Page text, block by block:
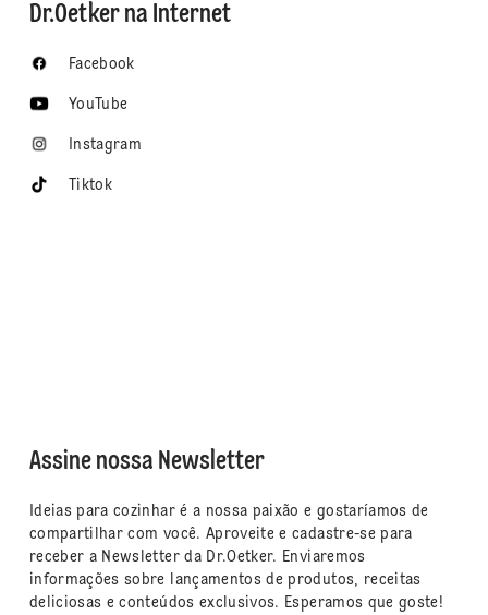
Dr.Oetker na Internet
Facebook
YouTube
Instagram
Tiktok
Assine nossa Newsletter
Ideias para cozinhar é a nossa paixão e gostaríamos de
compartilhar com você. Aproveite e cadastre-se para
receber a Newsletter da Dr.Oetker. Enviaremos
informações sobre lançamentos de produtos, receitas
deliciosas e conteúdos exclusivos. Esperamos que goste!